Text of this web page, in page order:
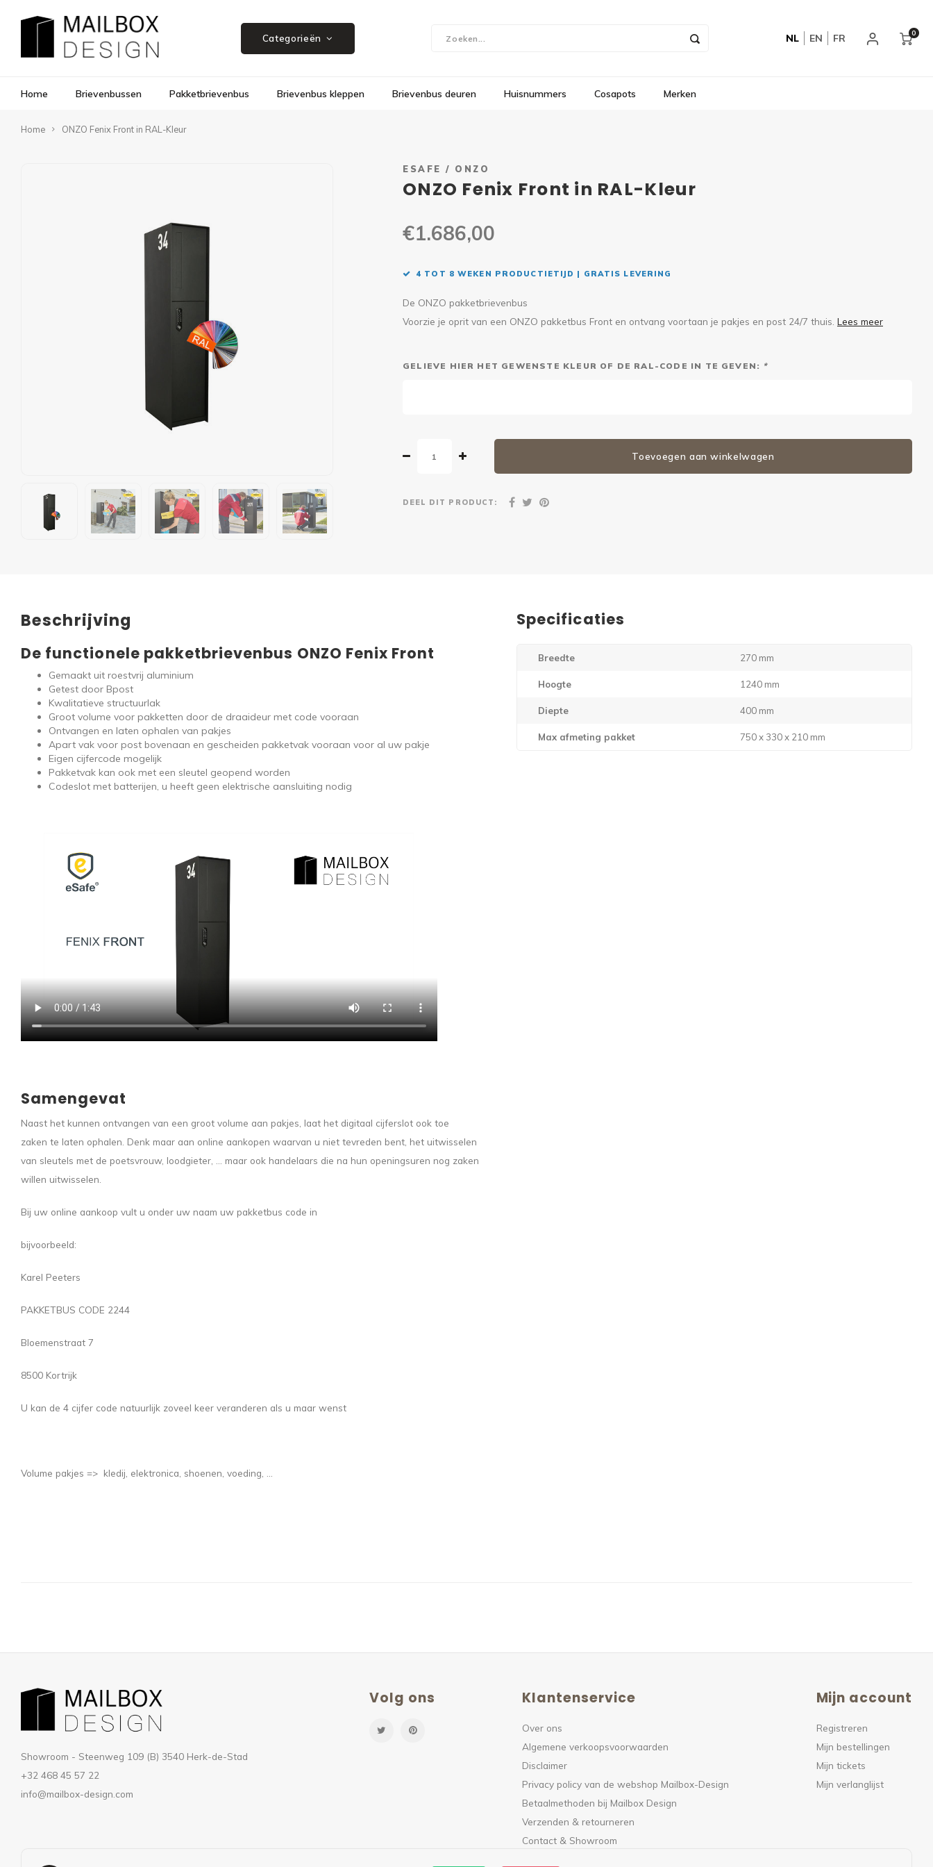
Categorieën NL EN FR 0
Home Brievenbussen Pakketbrievenbus Brievenbus kleppen Brievenbus deuren Huisnummers Cosapots Merken
Home ONZO Fenix Front in RAL-Kleur
ESAFE / ONZO
ONZO Fenix Front in RAL-Kleur
€1.686,00
4 TOT 8 WEKEN PRODUCTIETIJD | GRATIS LEVERING
De ONZO pakketbrievenbus
Voorzie je oprit van een ONZO pakketbus Front en ontvang voortaan je pakjes en post 24/7 thuis. Lees meer
GELIEVE HIER HET GEWENSTE KLEUR OF DE RAL-CODE IN TE GEVEN: *
Toevoegen aan winkelwagen
DEEL DIT PRODUCT:
Beschrijving
De functionele pakketbrievenbus ONZO Fenix Front
Gemaakt uit roestvrij aluminium
Getest door Bpost
Kwalitatieve structuurlak
Groot volume voor pakketten door de draaideur met code vooraan
Ontvangen en laten ophalen van pakjes
Apart vak voor post bovenaan en gescheiden pakketvak vooraan voor al uw pakje
Eigen cijfercode mogelijk
Pakketvak kan ook met een sleutel geopend worden
Codeslot met batterijen, u heeft geen elektrische aansluiting nodig
Samengevat
Naast het kunnen ontvangen van een groot volume aan pakjes, laat het digitaal cijferslot ook toe
zaken te laten ophalen. Denk maar aan online aankopen waarvan u niet tevreden bent, het uitwisselen
van sleutels met de poetsvrouw, loodgieter, ... maar ook handelaars die na hun openingsuren nog zaken
willen uitwisselen.
Bij uw online aankoop vult u onder uw naam uw pakketbus code in
bijvoorbeeld:
Karel Peeters
PAKKETBUS CODE 2244
Bloemenstraat 7
8500 Kortrijk
U kan de 4 cijfer code natuurlijk zoveel keer veranderen als u maar wenst
Volume pakjes => kledij, elektronica, shoenen, voeding, ...
Specificaties
Breedte 270 mm
Hoogte 1240 mm
Diepte 400 mm
Max afmeting pakket 750 x 330 x 210 mm
Showroom - Steenweg 109 (B) 3540 Herk-de-Stad
+32 468 45 57 22
info@mailbox-design.com
Volg ons Klantenservice
Over ons
Algemene verkoopsvoorwaarden
Disclaimer
Privacy policy van de webshop Mailbox-Design
Betaalmethoden bij Mailbox Design
Verzenden & retourneren
Contact & Showroom
Mijn account
Registreren
Mijn bestellingen
Mijn tickets
Mijn verlanglijst